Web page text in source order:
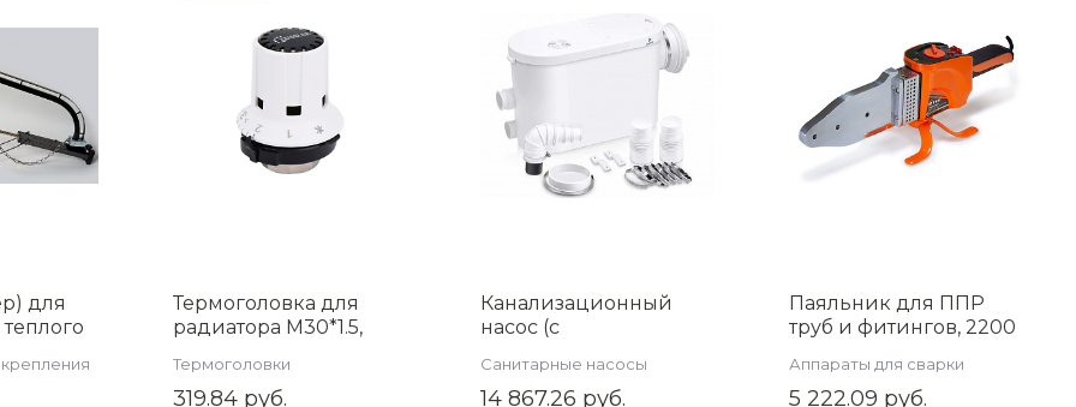
для
Термоголовка для
радиатора M30*1.5,
Термоголовки
319.84 руб.
Канализационный
насос (с
AQUATIM AM-STP-
400n2
Санитарные насосы
14 867.26 руб.
Паяльник для ППР
труб и фитингов, 2200
TIM WM-25
Аппараты для сварки
пластиковых труб
5 222.09 руб.